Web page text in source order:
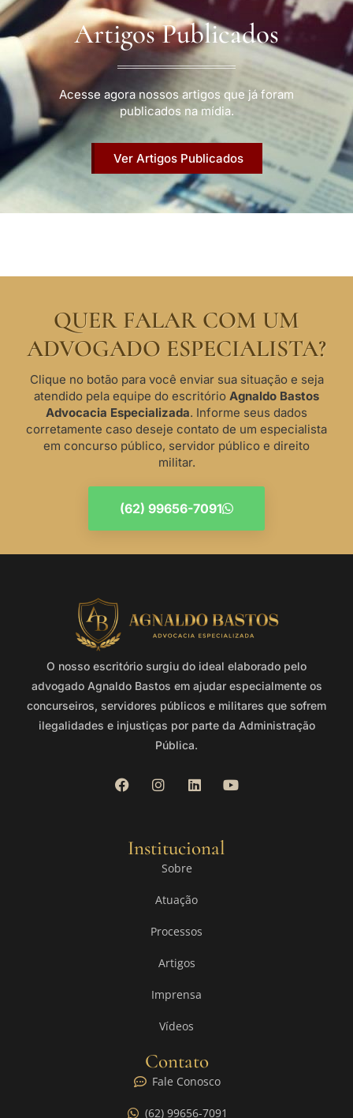
Artigos Publicados
Acesse agora nossos artigos que já foram
publicados na mídia.
Ver Artigos Publicados
QUER FALAR COM UM
ADVOGADO ESPECIALISTA?
Clique no botão para você enviar sua situação e seja
atendido pela equipe do escritório Agnaldo Bastos
Advocacia Especializada. Informe seus dados
corretamente caso deseje contato de um especialista
em concurso público, servidor público e direito
militar.
(62) 99656-7091
O nosso escritório surgiu do ideal elaborado pelo
advogado Agnaldo Bastos em ajudar especialmente os
concurseiros, servidores públicos e militares que sofrem
ilegalidades e injustiças por parte da Administração
Pública.
Institucional
Sobre
Atuação
Processos
Artigos
Imprensa
Vídeos
Contato
Fale Conosco
(62) 99656-7091